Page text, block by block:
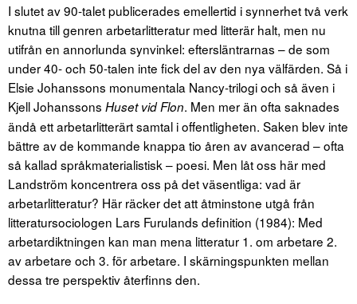
I slutet av 90-talet publicerades emellertid i synnerhet två verk
knutna till genren arbetarlitteratur med litterär halt, men nu
utifrån en annorlunda synvinkel: eftersläntrarnas – de som
under 40- och 50-talen inte fick del av den nya välfärden. Så i
Elsie Johanssons monumentala Nancy-trilogi och så även i
Kjell Johanssons Huset vid Flon. Men mer än ofta saknades
ändå ett arbetarlitterärt samtal i offentligheten. Saken blev inte
bättre av de kommande knappa tio åren av avancerad – ofta
så kallad språkmaterialistisk – poesi. Men låt oss här med
Landström koncentrera oss på det väsentliga: vad är
arbetarlitteratur? Här räcker det att åtminstone utgå från
litteratursociologen Lars Furulands definition (1984): Med
arbetardiktningen kan man mena litteratur 1. om arbetare 2.
av arbetare och 3. för arbetare. I skärningspunkten mellan
dessa tre perspektiv återfinns den.